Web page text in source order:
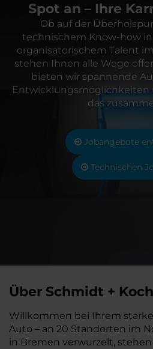
Spot an – Ihre
Ob auf der
technischem Know-how
organisatorischem Talent
stehen Ihnen alle Wege
bieten wir spannende
Entwicklungsmöglichkeiten
das
Jobangebote
Technischen
Über Schmidt + Koch
Willkommen bei Ihrem
Auto – an 20 Standorten im
in Bremen verwurzelt,